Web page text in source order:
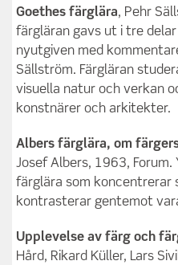
Goethes färglära, Pehr
färgläran gavs ut i tre
nyutgiven med
Sällström. Färgläran
visuella natur och verkan
konstnärer och arkitekter.
Albers färglära, om
Josef Albers, 1963,
färglära som koncentrerar
kontrasterar gentemot
Upplevelse av färg och
Hård, Rikard Küller, Lars